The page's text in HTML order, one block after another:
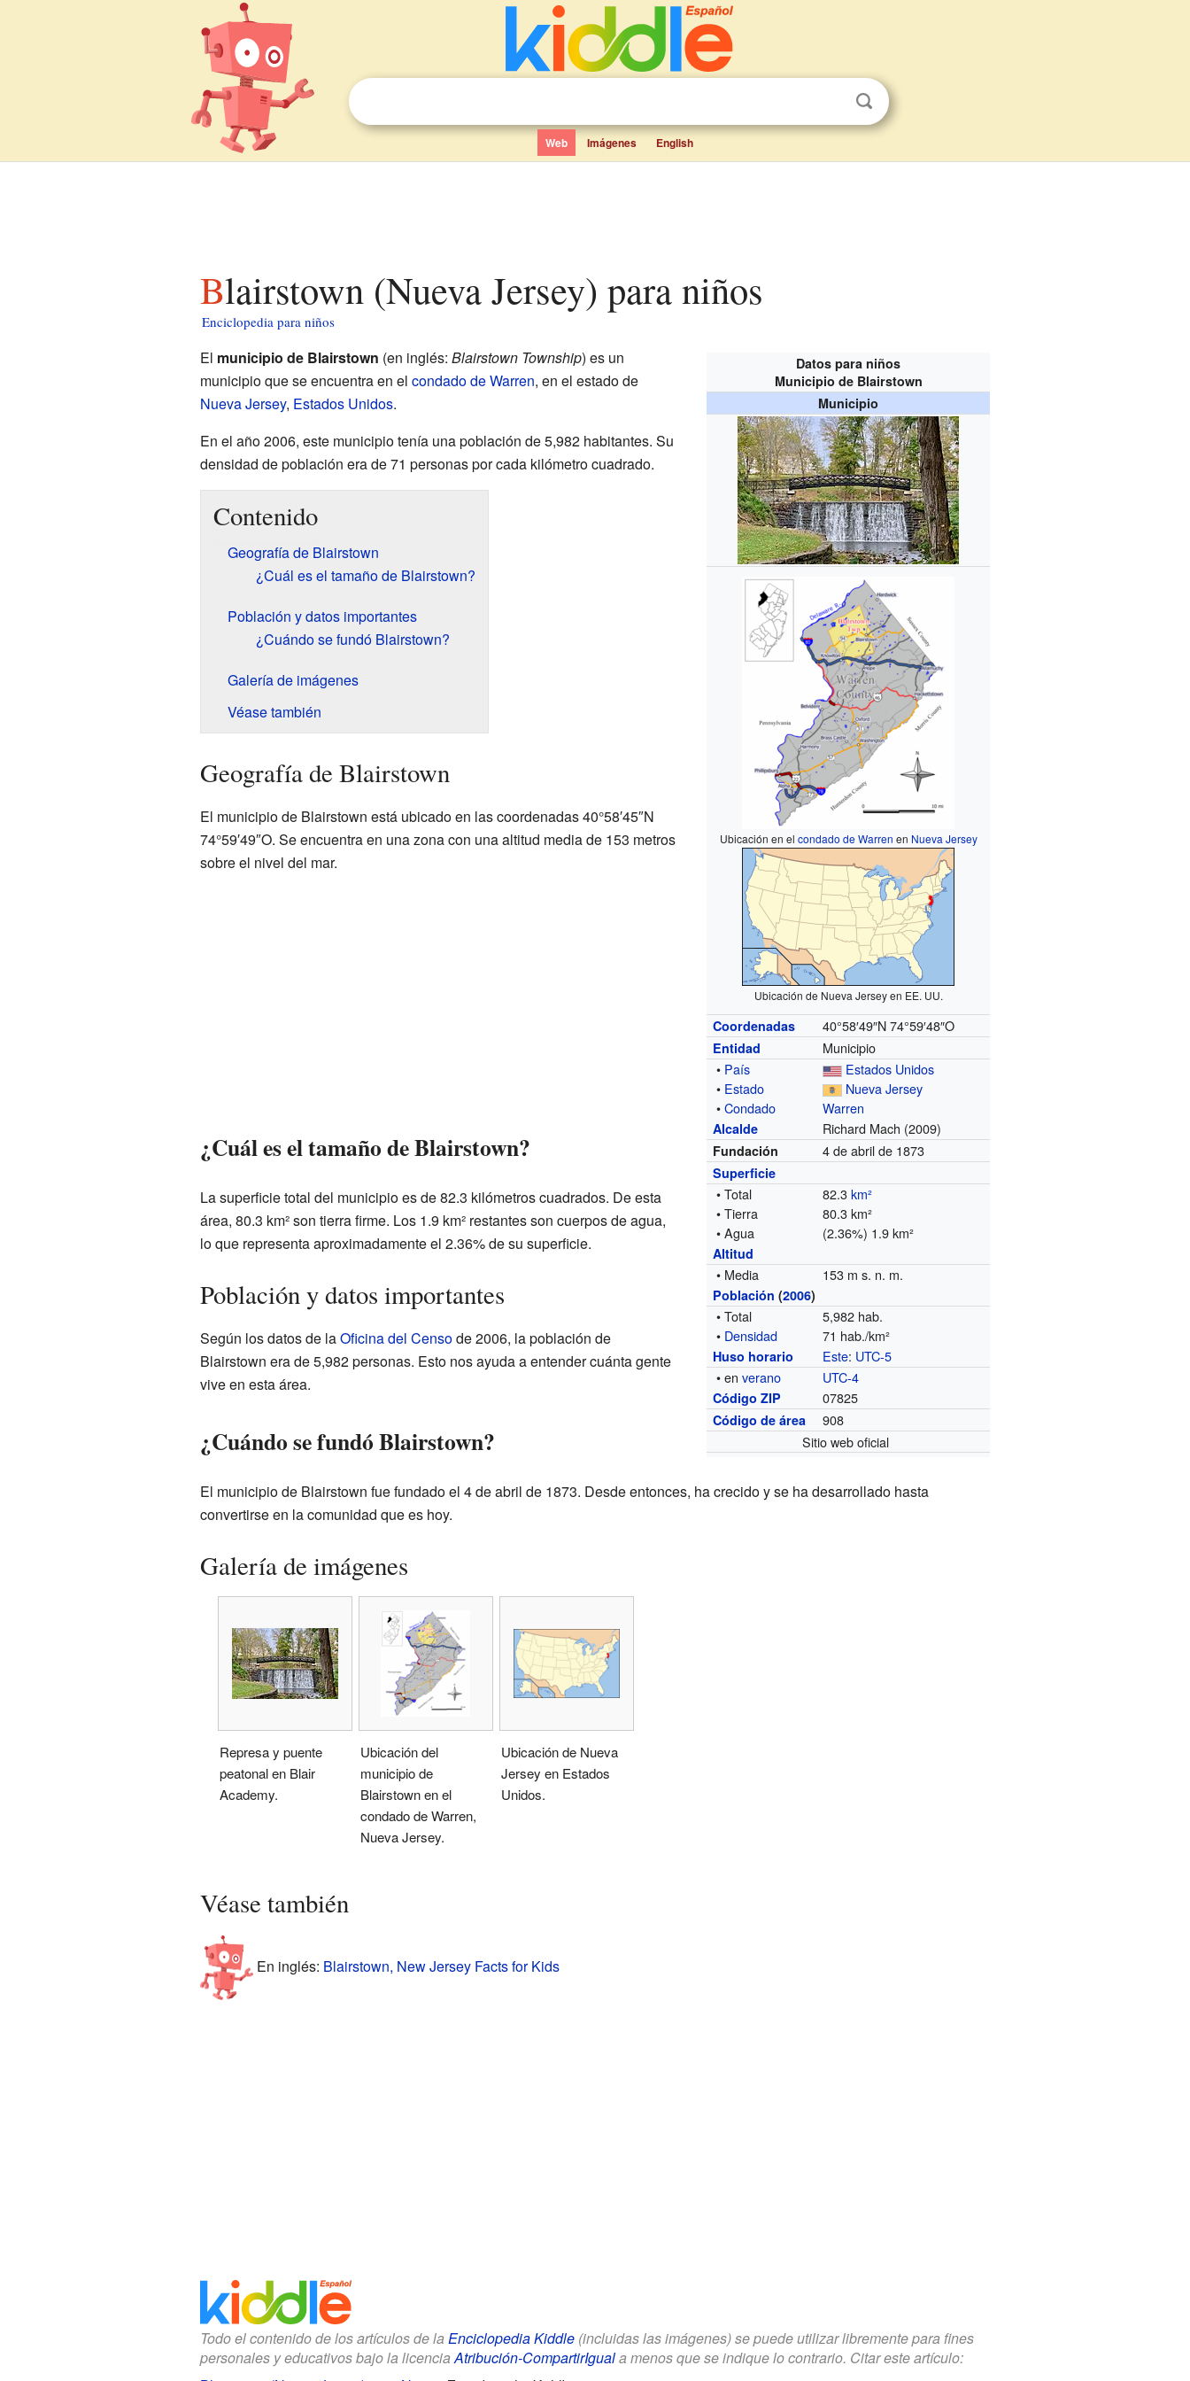
Web Imágenes English
Blairstown (Nueva Jersey) para niños
Enciclopedia para niños
Datos para niños
Municipio de Blairstown
Municipio
Ubicación en el condado de Warren en Nueva Jersey
Ubicación de Nueva Jersey en EE. UU.
Coordenadas 40°58′49″N 74°59′48″O
Entidad
Municipio
• País
Estados Unidos
• Estado
Nueva Jersey
•Condado Warren
Alcalde Richard Mach (2009)
Fundación 4 de abril de 1873
Superficie
• Total 82.3km²
• Tierra
80.3 km²
• Agua
(2.36%) 1.9 km²
Altitud
• Media 153 m s. n. m.
Población (2006)
• Total
5,982 hab.
• Densidad 71 hab./km²
Huso horario Este: UTC-5
• enverano UTC-4
Código ZIP 07825
Código de área
908
Sitio web oficial
El municipio de Blairstown (en inglés: Blairstown Township) es un
municipio que se encuentra en el condado de Warren, en el estado de
Nueva Jersey, Estados Unidos.
En el año 2006, este municipio tenía una población de 5,982 habitantes. Su
densidad de población era de 71 personas por cada kilómetro cuadrado.
Contenido
Geografía de Blairstown
¿Cuál es el tamaño de Blairstown?
Población y datos importantes
¿Cuándo se fundó Blairstown?
Galería de imágenes
Véase también
Geografía de Blairstown
El municipio de Blairstown está ubicado en las coordenadas 40°58′45″N
74°59′49″O. Se encuentra en una zona con una altitud media de 153 metros
sobre el nivel del mar.
¿Cuál es el tamaño de Blairstown?
La superficie total del municipio es de 82.3 kilómetros cuadrados. De esta
área, 80.3 km² son tierra firme. Los 1.9 km² restantes son cuerpos de agua,
lo que representa aproximadamente el 2.36% de su superficie.
Población y datos importantes
Según los datos de laOficina del Censode 2006, la población de
Blairstown era de 5,982 personas. Esto nos ayuda a entender cuánta gente
vive en esta área.
¿Cuándo se fundó Blairstown?
El municipio de Blairstown fue fundado el 4 de abril de 1873. Desde entonces, ha crecido y se ha desarrollado hasta
convertirse en la comunidad que es hoy.
Galería de imágenes
Represa y puente
peatonal en Blair
Academy.
Ubicación del
municipio de
Blairstown en el
condado de Warren,
Nueva Jersey.
Ubicación de Nueva
Jersey en Estados
Unidos.
Véase también
En inglés: Blairstown, New Jersey Facts for Kids
Todo el contenido de los artículos de la Enciclopedia Kiddle(incluidas las imágenes) se puede utilizar libremente para fines
personales y educativos bajo la licencia Atribución-CompartirIguala menos que se indique lo contrario. Citar este artículo: